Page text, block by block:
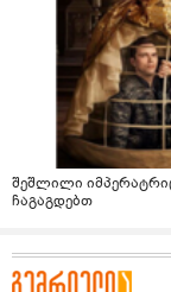
შეშლილი
ჩაგაგდებთ